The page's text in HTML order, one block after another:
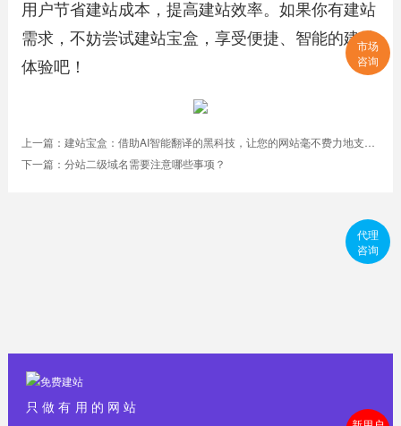
用户节省建站成本，提高建站效率。如果你有建站
需求，不妨尝试建站宝盒，享受便捷、智能的建站
体验吧！
上一篇： 建站宝盒：借助AI智能翻译的黑科技，让您的网站毫不费力地支持十几种语言
下一篇： 分站二级域名需要注意哪些事项？
只做有用的网站
市场
咨询
代理
咨询